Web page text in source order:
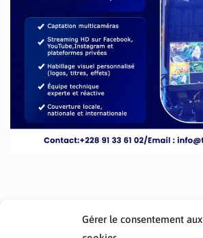
Gérer le consentement aux